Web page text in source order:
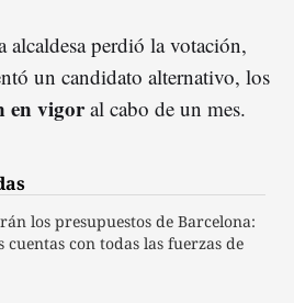
alcaldesa perdió la votación,
un candidato alternativo, los
en vigoral cabo de un mes.
los presupuestos de Barcelona:
con todas las fuerzas de